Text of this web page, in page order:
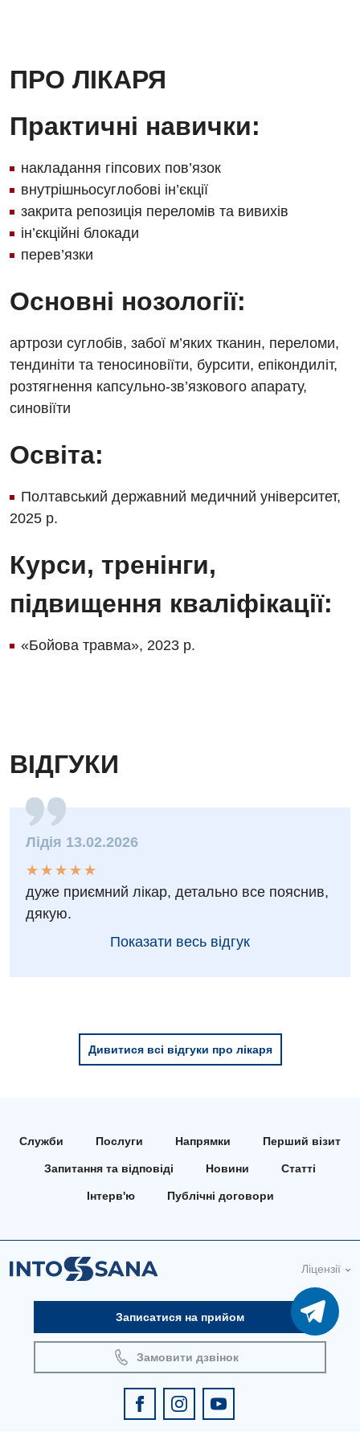
Безоплатні послуги
Відділення інтенсивної терапії
Відділення кардіосудинної патології та неврології
Відділення невідкладних станів
Гастроентерологія
Денний стаціонар
Дерматовенерологія
Дієтологія
Ендокринологія
Кардіохірургія
Мамологія
Медична психологія
Неврологія
Нейрохірургія
Проктологія
Судинна хірургія
Терапевтичне відділення
Травматологічне відділення
Травматологія і ортопедія
Фізіотерапія
Дитяча алергологія
Дитяча кардіоревматологія
Дитяча неврологія
Дитяча ортопедія і травматологія
Дитяча оториноларингологія
Дитяча офтальмологія
Урологічне відділення
Хірургічне відділення
ПРО ЛІКАРЯ
Практичні навички:
накладання гіпсових пов’язок
внутрішньосуглобові ін’єкції
закрита репозиція переломів та вивихів
ін’єкційні блокади
перев’язки
Основні нозології:
артрози суглобів, забої м’яких тканин, переломи,
тендиніти та теносиновіїти, бурсити, епікондиліт,
розтягнення капсульно-зв’язкового апарату,
синовіїти
Освіта:
Полтавський державний медичний університет,
2025 р.
Курси, тренінги,
підвищення кваліфікації:
«Бойова травма», 2023 р.
ВІДГУКИ
Лідія 13.02.2026
★
★
★
★
★
★ ★ ★ ★ ★
дуже приємний лікар, детально все пояснив,
дякую.
Показати весь відгук
Дивитися всі відгуки про лікаря
Служби Послуги Напрямки Перший візит
Запитання та відповіді Новини Статті
Інтерв'ю Публічні договори
Ліцензії
Записатися на прийом
Замовити дзвінок